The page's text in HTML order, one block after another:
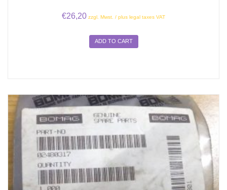
€26,20 zzgl. Mwst. / plus legal taxes VAT
ADD TO CART